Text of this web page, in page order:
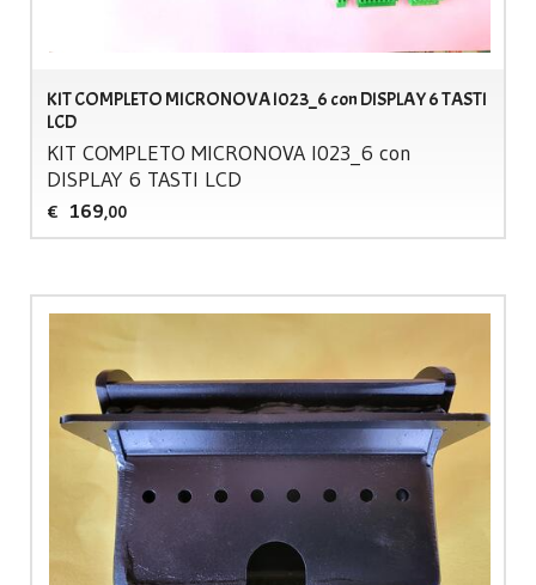
KIT COMPLETO MICRONOVA I023_6 con DISPLAY 6 TASTI
LCD
KIT COMPLETO MICRONOVAI023_6 con
DISPLAY6 TASTI LCD
€ 169,00